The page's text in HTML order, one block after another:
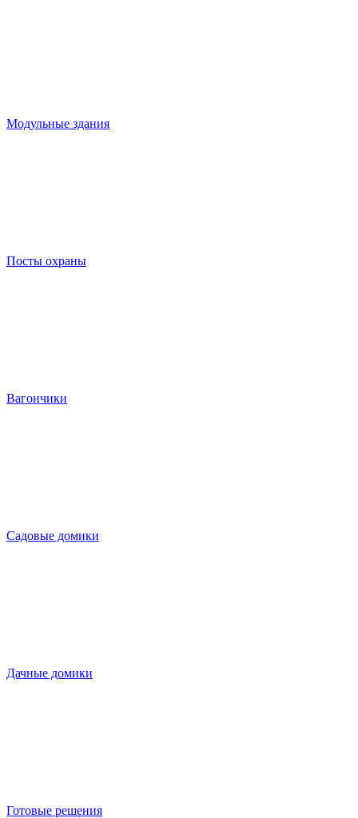
Модульные здания
Посты охраны
Вагончики
Садовые домики
Дачные домики
Готовые решения